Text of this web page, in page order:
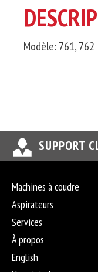
Modèle: 761,
SUPPORT
Machines à coudre
Aspirateurs
Services
À propos
English